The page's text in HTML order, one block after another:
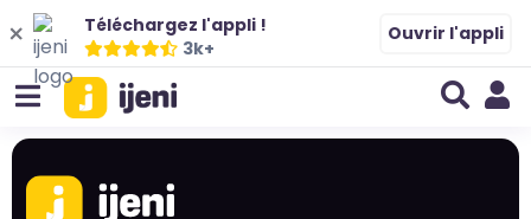
Téléchargez l'appli !
3k+
Ouvrir l'appli